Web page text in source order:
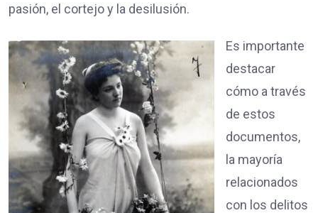
pasión, el cortejo y la desilusión.
Es importante
destacar
cómo a través
de estos
documentos,
la mayoría
relacionados
con los delitos